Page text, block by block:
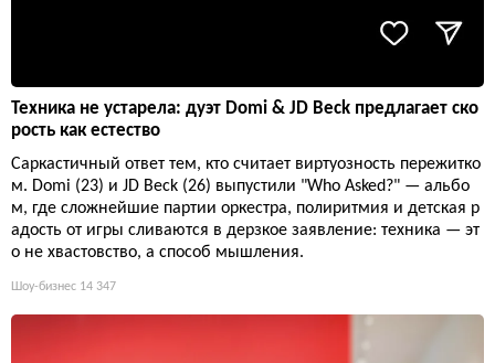
Техника не устарела: дуэт Domi & JD Beck предлагает ско
рость как естество
Саркастичный ответ тем, кто считает виртуозность пережитко
м. Domi (23) и JD Beck (26) выпустили "Who Asked?" — альбо
м, где сложнейшие партии оркестра, полиритмия и детская р
адость от игры сливаются в дерзкое заявление: техника — эт
о не хвастовство, а способ мышления.
Шоу-бизнес 14 347